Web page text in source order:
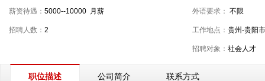
薪资待遇： 5000--10000 月薪
招聘人数： 2
外语要求： 不限
工作地点： 贵州-贵阳
招聘对象： 社会人才
职位描述 公司简介 联系方式